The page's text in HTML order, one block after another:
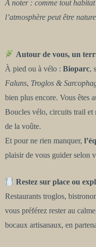
À noter : comme tout
l’atmosphère peut être
Autour de vous, un
À pied ou à vélo : Bioparc,
Faluns, Troglos &
bien plus encore. Vous êtes
Boucles vélo, circuits trail et
de la voûte.
Et pour ne rien manquer,
plaisir de vous guider selon
Restez sur place ou
Restaurants troglos,
vous préférez rester au
bocaux artisanaux, en